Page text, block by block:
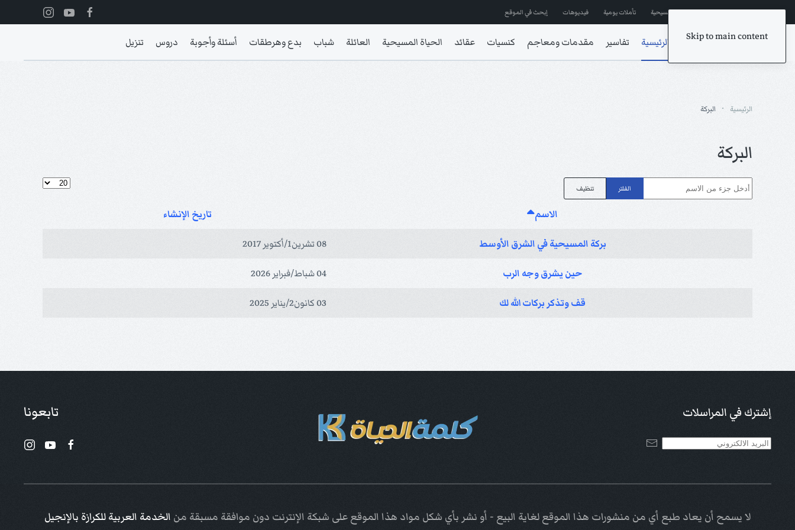
Skip to main content
إشترك في المراسلات ترانيم مسيحية تأملات يومية فيديوهات إبحث في الموقع
الرئيسية تفاسير مقدمات ومعاجم كنسيات عقائد الحياة المسيحية العائلة شباب بدع وهرطقات أسئلة وأجوبة دروس تنزيل
الرئيسية البركة
البركة
أدخل جزء من الاسم الفلتر تنظيف
عدد الإظهارات:
الاسم
تاريخ الإنشاء
بركة المسيحية في الشرق الأوسط 08 تشرين1/أكتوير 2017
حين يشرق وجه الرب 04 شباط/فبراير 2026
قف وتذكر بركات الله لك 03 كانون2/يناير 2025
إشترك في المراسلات تابعونا
لا يسمح أن يعاد طبع أي من منشورات هذا الموقع لغاية البيع - أو نشر بأي شكل مواد هذا الموقع على شبكة الإنترنت دون موافقة مسبقة من الخدمة العربية للكرازة بالإنجيل